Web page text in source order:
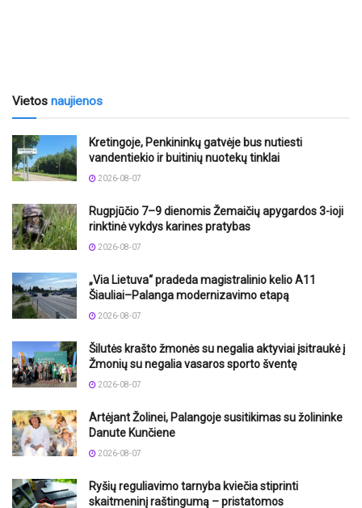
Vietos naujienos
Kretingoje, Penkininkų gatvėje bus nutiesti
vandentiekio ir buitinių nuotekų tinklai
2026-08-07
Rugpjūčio 7–9 dienomis Žemaičių apygardos 3-ioji
rinktinė vykdys karines pratybas
2026-08-07
„Via Lietuva“ pradeda magistralinio kelio A11
Šiauliai–Palanga modernizavimo etapą
2026-08-07
Šilutės krašto žmonės su negalia aktyviai įsitraukė į
Žmonių su negalia vasaros sporto šventę
2026-08-07
Artėjant Žolinei, Palangoje susitikimas su žolininke
Danute Kunčiene
2026-08-07
Ryšių reguliavimo tarnyba kviečia stiprinti
skaitmeninį raštingumą – pristatomos